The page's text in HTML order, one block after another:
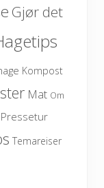
Gjør det
Kompost
Mat Om
Pressetur
Temareiser